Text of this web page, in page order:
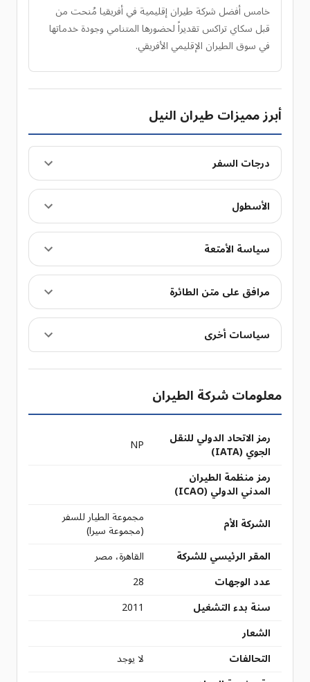
خامس أفضل شركة طيران إقليمية في أفريقيا مُنحت من
قبل سكاي تراكس تقديراً لحضورها المتنامي وجودة خدماتها
في سوق الطيران الإقليمي الأفريقي.
أبرز مميزات طيران النيل
درجات السفر
الأسطول
سياسة الأمتعة
مرافق على متن الطائرة
سياسات أخرى
معلومات شركة الطيران
رمز الاتحاد الدولي للنقل
الجوي (IATA)
NP
رمز منظمة الطيران
المدني الدولي (ICAO)
الشركة الأم
مجموعة الطيار للسفر
(مجموعة سيرا)
المقر الرئيسي للشركة
القاهرة، مصر
عدد الوجهات
28
سنة بدء التشغيل
2011
الشعار
التحالفات
لا يوجد